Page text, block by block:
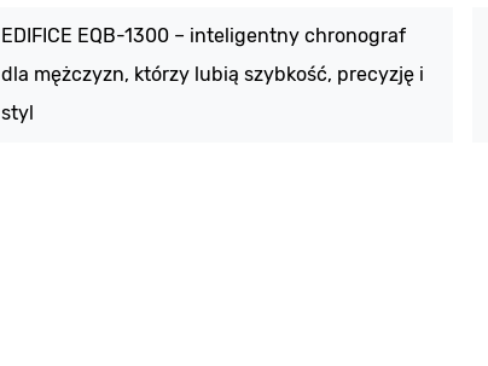
EDIFICE EQB-1300 – inteligentny chronograf
dla mężczyzn, którzy lubią szybkość, precyzję i
styl